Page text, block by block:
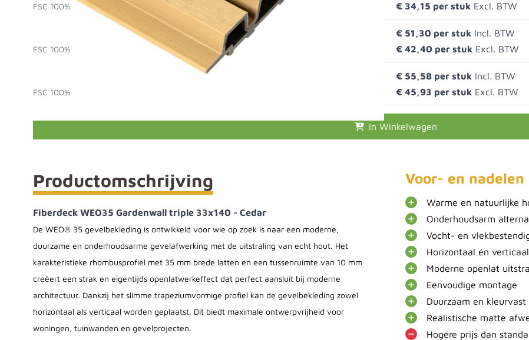
FSC 100%
€ 34,15
Fiberdeck WEO35 Gardenwall triple 33x140x3600 - Cedar
FSC 100%
€ 51,30
€ 42,40
Fiberdeck WEO35 Gardenwall triple 33x140x3900 - Cedar
FSC 100%
€ 55,58
€ 45,93
In Winkelwagen
Productomschrijving
Fiberdeck WEO35 Gardenwall triple 33x140 - Cedar
De WEO® 35 gevelbekleding is ontwikkeld voor wie op zoek is naar een moderne,
duurzame en onderhoudsarme gevelafwerking met de uitstraling van echt hout. Het
karakteristieke rhombusprofiel met 35 mm brede latten en een tussenruimte van 10 mm
creëert een strak en eigentijds openlatwerkeffect dat perfect aansluit bij moderne
architectuur. Dankzij het slimme trapeziumvormige profiel kan de gevelbekleding zowel
horizontaal als verticaal worden geplaatst. Dit biedt maximale ontwerpvrijheid voor
woningen, tuinwanden en gevelprojecten.
Voor- en nadelen
Warme en natuurlijke
Onderhoudsarm
Vocht- en
Horizontaal én
Moderne openlat
Eenvoudige montage
Duurzaam en kleurvast
Realistische matte
Hogere prijs dan